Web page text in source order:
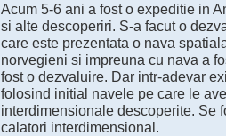
Acum 5-6 ani a fost o expeditie in
si alte descoperiri. S-a facut o
care este prezentata o nava
norvegieni si impreuna cu nava a
fost o dezvaluire. Dar intr-adevar
folosind initial navele pe care le
interdimensionale descoperite. Se
calatori interdimensional.